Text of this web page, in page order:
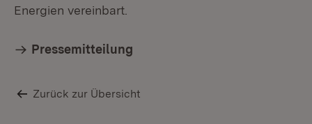
Energien vereinbart.
Pressemitteilung
Zurück zur Übersicht